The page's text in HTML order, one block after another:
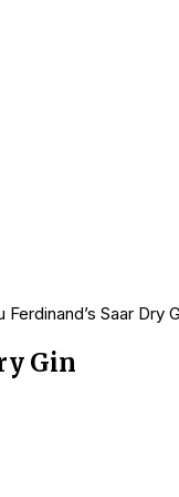
Ferdinand’s Saar Dry
Gin